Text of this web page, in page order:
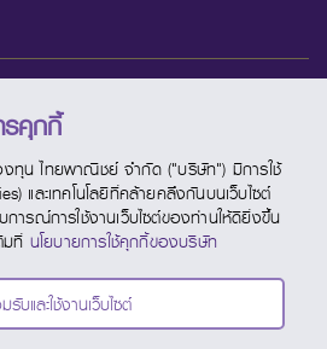
รคุกกี้
ทุน ไทยพาณิชย์ จำกัด ("บริษัท") มีการใช้
และเทคโนโลยีที่คล้ายคลึงกันบนเว็บไซต์
ารณ์การใช้งานเว็บไซต์ของท่านให้ดียิ่งขึ้น
มที่ นโยบายการใช้คุกกี้ของบริษัท
รับและใช้งานเว็บไซต์